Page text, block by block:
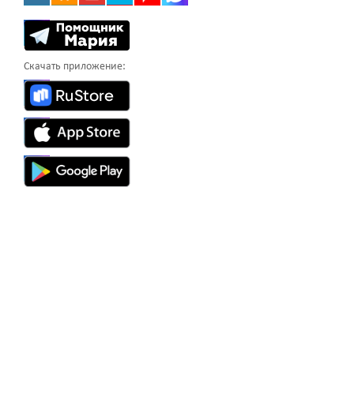
Скачать приложение: